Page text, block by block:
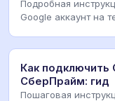
Подробная
Google аккаунт на
Как подключить
СберПрайм: гид
Пошаговая